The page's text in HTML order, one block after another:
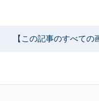
【この記事のすべての